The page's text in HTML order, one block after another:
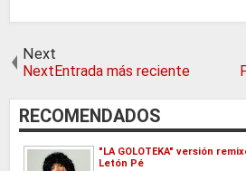
Next
NextEntrada más reciente
RECOMENDADOS
"LA GOLOTEKA" versión
Letón Pé